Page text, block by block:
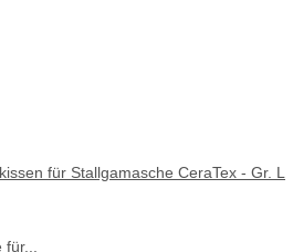
für Stallgamasche CeraTex - Gr. L